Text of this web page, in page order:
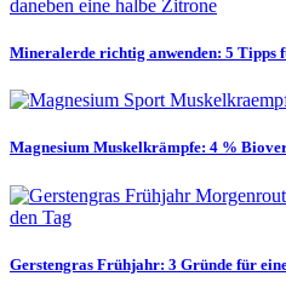
Mineralerde richtig anwenden: 5 Tipps
Magnesium Muskelkrämpfe: 4 %
Gerstengras Frühjahr: 3 Gründe für